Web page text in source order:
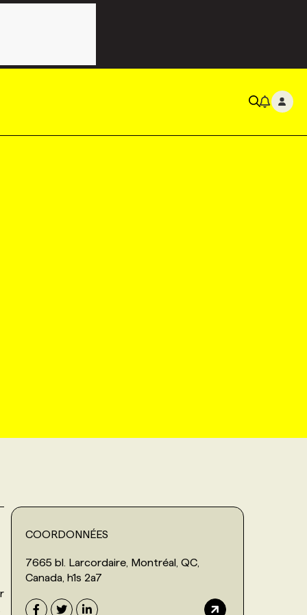
COORDONNÉES
7665 bl. Larcordaire, Montréal, QC,
Canada, h1s 2a7